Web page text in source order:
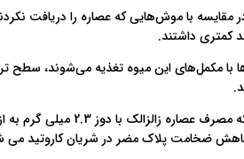
با موش‌هایی که عصاره را دریافت
وقتی موش‌ها با مکمل‌های این میوه تغذیه می‌شوند، سطح
در نهایت، یک مطالعه 6 ماهه روی 64 فرد مبتلا به تصلب شرایین نشان داد که مصرف